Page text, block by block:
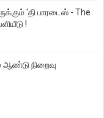
'தி பாரடைஸ் - The
!
ஆண்டு நிறைவு